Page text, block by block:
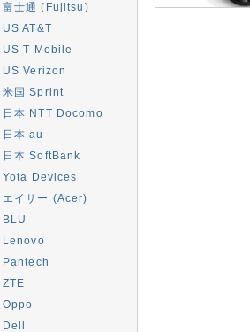
富士通 (Fujitsu)
US AT&T
US T-Mobile
US Verizon
米国 Sprint
日本 NTT Docomo
日本 au
日本 SoftBank
Yota Devices
エイサー (Acer)
BLU
Lenovo
Pantech
ZTE
Oppo
Dell